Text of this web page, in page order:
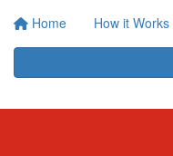
Home How it Works